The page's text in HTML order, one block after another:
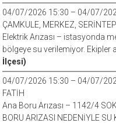
04/07/2026 15:30 – 04/07/
ÇAMKULE, MERKEZ,
Elektrik Arızası – istasyonda
bölgeye su verilemiyor. Ekipler
İlçesi)
04/07/2026 15:30 – 04/07/
FATİH
Ana Boru Arızası – 1142/4
BORU ARIZASI NEDENİYLE